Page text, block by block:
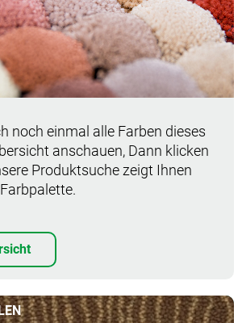
noch einmal alle Farben dieses
anschauen, Dann klicken
Produktsuche zeigt Ihnen